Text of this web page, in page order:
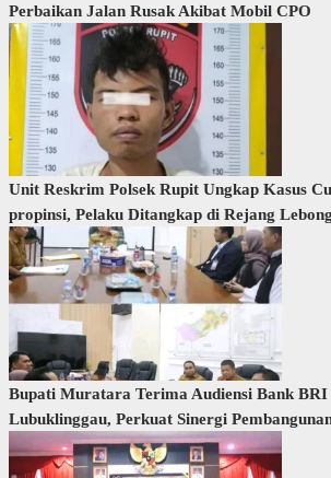
Perbaikan Jalan Rusak Akibat Mobil CPO
Unit Reskrim Polsek Rupit Ungkap Kasus
propinsi, Pelaku Ditangkap di Rejang Lebong
Bupati Muratara Terima Audiensi Bank BRI
Lubuklinggau, Perkuat Sinergi